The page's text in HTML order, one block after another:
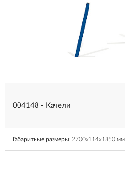
004148 - Качели
Габаритные размеры: 2700x114x1850 мм